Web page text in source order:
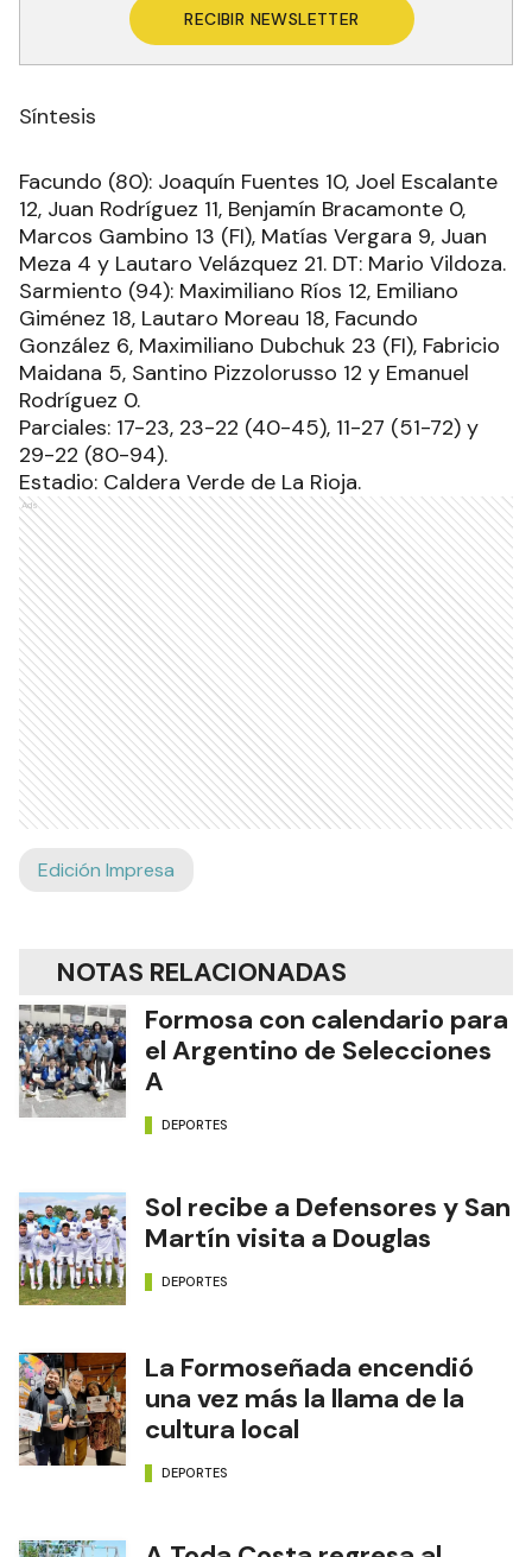
RECIBIR NEWSLETTER
Síntesis
Facundo (80): Joaquín Fuentes 10, Joel Escalante
12, Juan Rodríguez 11, Benjamín Bracamonte 0,
Marcos Gambino 13 (FI), Matías Vergara 9, Juan
Meza 4 y Lautaro Velázquez 21. DT: Mario Vildoza.
Sarmiento (94): Maximiliano Ríos 12, Emiliano
Giménez 18, Lautaro Moreau 18, Facundo
González 6, Maximiliano Dubchuk 23 (FI), Fabricio
Maidana 5, Santino Pizzolorusso 12 y Emanuel
Rodríguez 0.
Parciales: 17-23, 23-22 (40-45), 11-27 (51-72) y
29-22 (80-94).
Estadio: Caldera Verde de La Rioja.
Ads
Edición Impresa
NOTAS RELACIONADAS
Formosa con calendario para
el Argentino de Selecciones
A
DEPORTES
Sol recibe a Defensores y San
Martín visita a Douglas
DEPORTES
La Formoseñada encendió
una vez más la llama de la
cultura local
DEPORTES